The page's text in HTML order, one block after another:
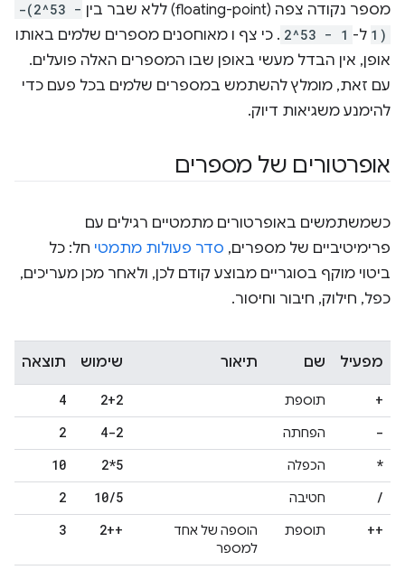
מספר נקודה צפה (floating-point) ללא שבר בין
-(2^53 −
1) ל- 2^53 − 1 . כי צף ו מאוחסנים מספרים שלמים באותו
אופן, אין הבדל מעשי באופן שבו המספרים האלה פועלים.
עם זאת, מומלץ להשתמש במספרים שלמים בכל פעם כדי
להימנע משגיאות דיוק.
אופרטורים של מספרים
כשמשתמשים באופרטורים מתמטיים רגילים עם
פרימיטיביים של מספרים, סדר פעולות מתמטי חל: כל
ביטוי מוקף בסוגריים מבוצע קודם לכן, ולאחר מכן מעריכים,
כפל, חילוק, חיבור וחיסור.
מפעיל שם תיאור שימוש תוצאה
+ תוספת 2+2
4
-
הפחתה 4-2
2
*
הכפלה 2*5
10
/
חטיבה 10/5
2
++
תוספת
הוספה של אחד
למספר
2++
3